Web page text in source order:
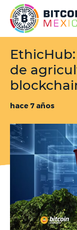
de
hace 7 años